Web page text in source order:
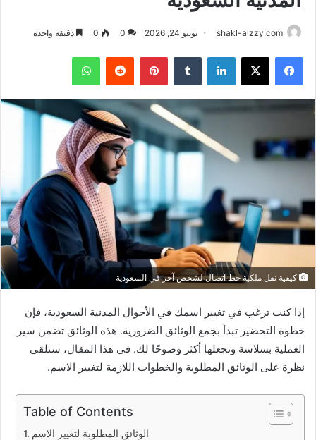
shakl-alzzy.com يونيو 24, 2026 0
0 دقيقة واحدة
فيسبوك X لينكدإن بينتيريست واتساب
كيفية نقل ملكية خط اتصال لشخص آخر في السعودية
إذا كنت ترغب في تغيير اسمك في الأحوال المدنية السعودية، فإن
خطوة التحضير تبدأ بجمع الوثائق الضرورية. هذه الوثائق تضمن سير
العملية بسلاسة وتجعلها أكثر وضوحًا لك. في هذا المقال، سنلقي
نظرة على الوثائق المطلوبة والخطوات اللازمة لتغيير الاسم.
Table of Contents
الوثائق المطلوبة لتغيير الاسم